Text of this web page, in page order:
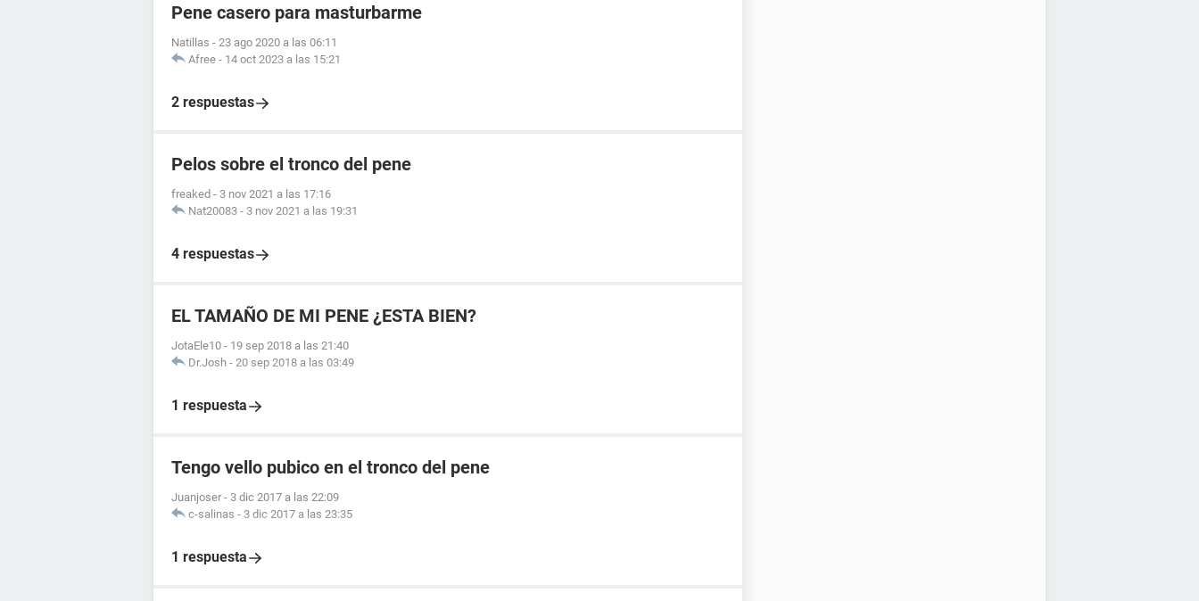
Pene casero para masturbarme
Natillas - 23 ago 2020 a las 06:11
Afree - 14 oct 2023 a las 15:21
2 respuestas
Pelos sobre el tronco del pene
freaked - 3 nov 2021 a las 17:16
Nat20083 - 3 nov 2021 a las 19:31
4 respuestas
EL TAMAÑO DE MI PENE ¿ESTA BIEN?
JotaEle10 - 19 sep 2018 a las 21:40
Dr.Josh - 20 sep 2018 a las 03:49
1 respuesta
Tengo vello pubico en el tronco del pene
Juanjoser - 3 dic 2017 a las 22:09
c-salinas - 3 dic 2017 a las 23:35
1 respuesta